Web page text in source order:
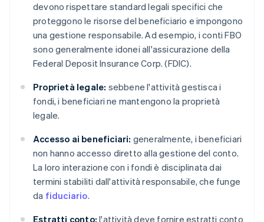
devono rispettare standard legali specifici che
proteggono le risorse del beneficiario e impongono
una gestione responsabile. Ad esempio, i conti FBO
sono generalmente idonei all'assicurazione della
Federal Deposit Insurance Corp. (FDIC).
Proprietà legale: sebbene l'attività gestisca i
fondi, i beneficiari ne mantengono la proprietà
legale.
Accesso ai beneficiari: generalmente, i beneficiari
non hanno accesso diretto alla gestione del conto.
La loro interazione con i fondi è disciplinata dai
termini stabiliti dall'attività responsabile, che funge
da fiduciario.
Estratti conto: l'attività deve fornire estratti conto